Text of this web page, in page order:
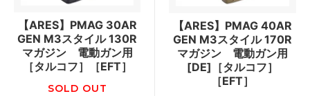
【ARES】PMAG 30AR
GEN M3スタイル 130R
マガジン 電動ガン用
［タルコフ］［EFT］
SOLD OUT
【ARES】PMAG 40AR
GEN M3スタイル 170R
マガジン 電動ガン用
[DE]［タルコフ］
［EFT］